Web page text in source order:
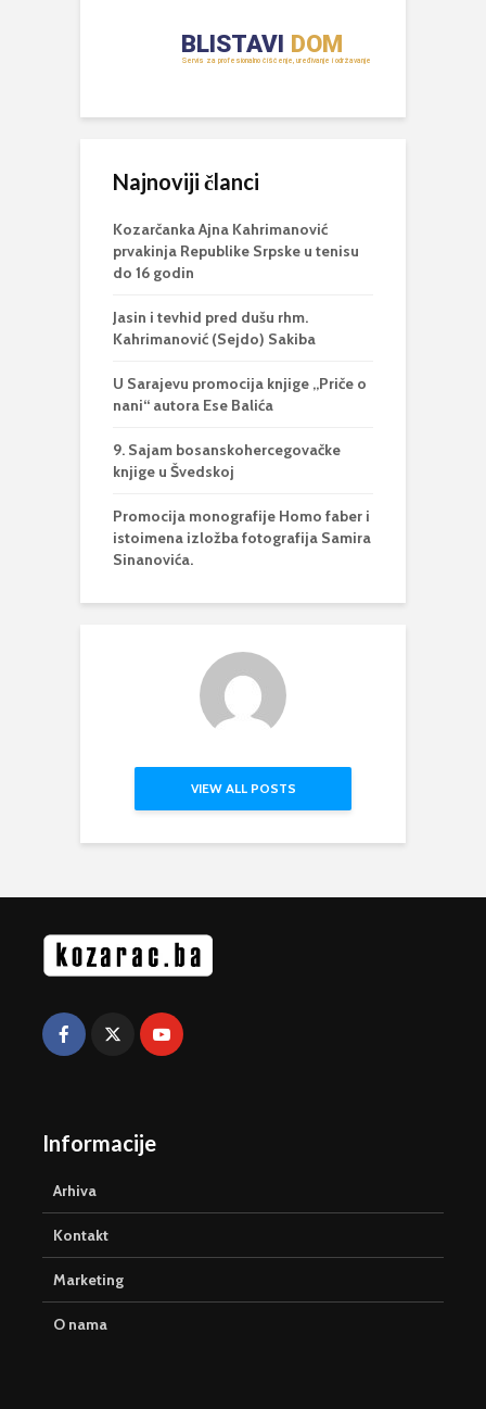
Najnoviji članci
Kozarčanka Ajna Kahrimanović
prvakinja Republike Srpske u tenisu
do 16 godin
Jasin i tevhid pred dušu rhm.
Kahrimanović (Sejdo) Sakiba
U Sarajevu promocija knjige „Priče o
nani“ autora Ese Balića
9. Sajam bosanskohercegovačke
knjige u Švedskoj
Promocija monografije Homo faber i
istoimena izložba fotografija Samira
Sinanovića.
VIEW ALL POSTS
Informacije
Arhiva
Kontakt
Marketing
O nama